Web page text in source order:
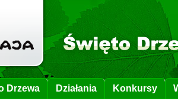
Drzewa Działania Konkursy